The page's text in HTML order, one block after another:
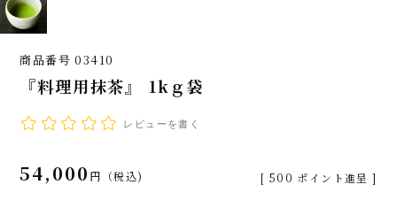
商品番号 03410
『料理用抹茶』 1kｇ袋
レビューを書く
54,000 税込 [ 500 ポイント進呈 ]